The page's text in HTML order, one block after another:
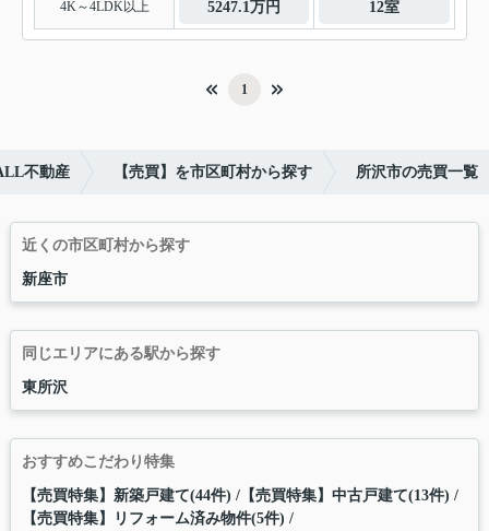
4K～4LDK以上 5247.1万円 12室
1
不動産 【売買】を市区町村から探す 所沢市の売買一覧
近くの市区町村から探す
新座市
同じエリアにある駅から探す
東所沢
おすすめこだわり特集
【売買特集】新築戸建て(44件) 【売買特集】中古戸建て(13件)
【売買特集】リフォーム済み物件(5件)